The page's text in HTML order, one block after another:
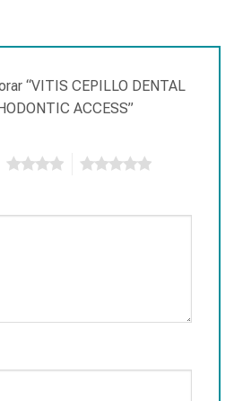
“VITIS CEPILLO DENTAL
ACCESS”